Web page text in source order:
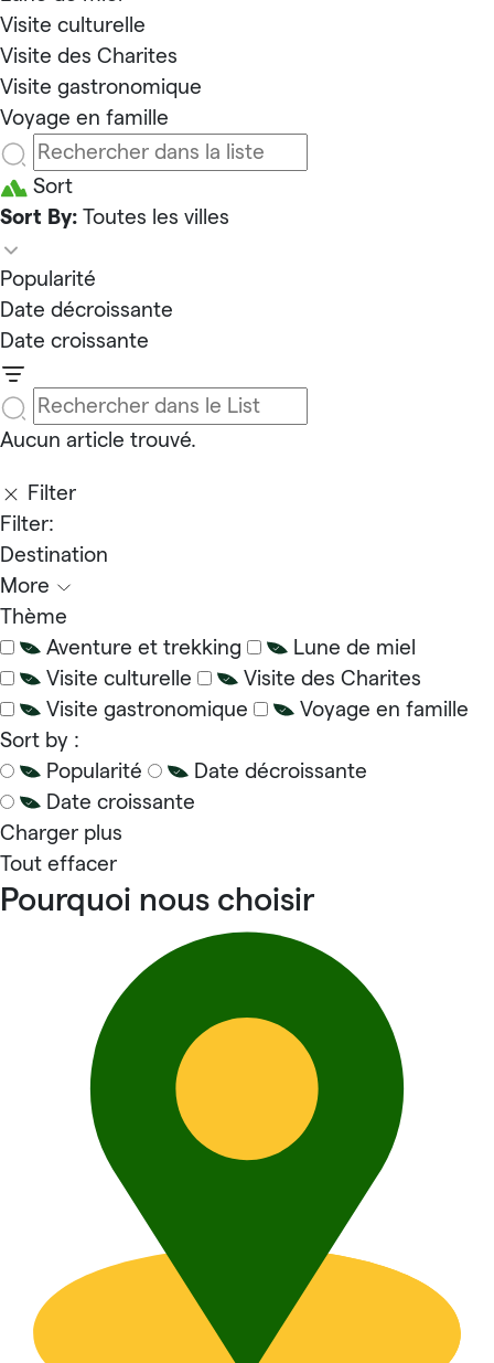
Visite culturelle
Visite des Charites
Visite gastronomique
Voyage en famille
Sort
Sort By: Toutes les villes
Popularité
Date décroissante
Date croissante
Aucun article trouvé.
Filter
Filter:
Destination
More
Thème
Aventure et trekking
Lune de miel
Visite culturelle
Visite des Charites
Visite gastronomique
Voyage en famille
Sort by :
Popularité
Date décroissante
Date croissante
Charger plus
Tout effacer
Pourquoi nous choisir